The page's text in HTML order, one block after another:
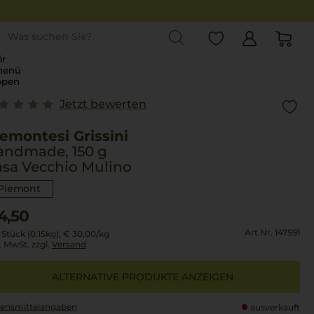
Jetzt bewerten
Grissini
150 g
Vecchio Mulino
(0.15kg), € 30,00/kg
MwSt. zzgl. Versand
Art.Nr. 147591
ALTERNATIVE PRODUKTE ANZEIGEN
ausverkauft